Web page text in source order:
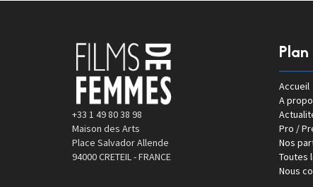
+33 1 49 80 38 98
Maison des Arts
Place Salvador Allende
94000 CRETEIL - FRANCE
Accueil
A
Pro /
Nos
Toutes
Nous